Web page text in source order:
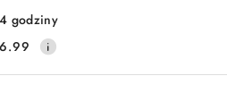
godziny